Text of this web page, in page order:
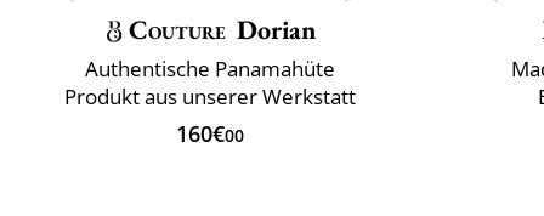
Couture Dorian
Authentische Panamahüte
Produkt aus unserer Werkstatt
160€00